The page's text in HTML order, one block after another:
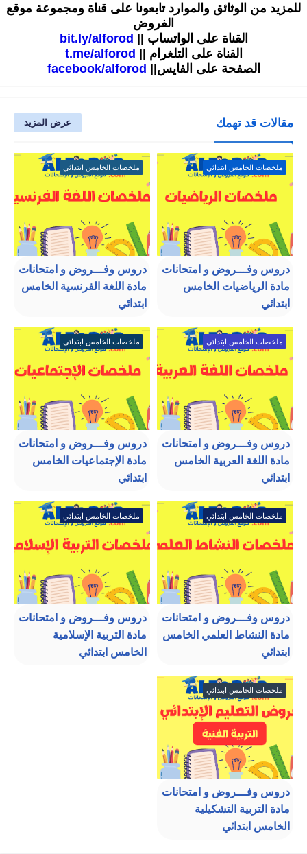
للمزيد من الوثائق والموارد تابعونا على قناة ومجموعة موقع
الفروض
القناة على الواتساب || bit.ly/alforod
القناة على التلغرام || t.me/alforod
الصفحة على الفايس|| facebook/alforod
مقالات قد تهمك عرض المزيد
ملخصات الخامس ابتدائي
دروس وفـــروض و امتحانات
مادة الرياضيات الخامس
ابتدائي
ملخصات الخامس ابتدائي
دروس وفـــروض و امتحانات
مادة اللغة الفرنسية الخامس
ابتدائي
ملخصات الخامس ابتدائي
دروس وفـــروض و امتحانات
مادة اللغة العربية الخامس
ابتدائي
ملخصات الخامس ابتدائي
دروس وفـــروض و امتحانات
مادة الإجتماعيات الخامس
ابتدائي
ملخصات الخامس ابتدائي
دروس وفـــروض و امتحانات
مادة النشاط العلمي الخامس
ابتدائي
ملخصات الخامس ابتدائي
دروس وفـــروض و امتحانات
مادة التربية الإسلامية
الخامس ابتدائي
ملخصات الخامس ابتدائي
دروس وفـــروض و امتحانات
مادة التربية التشكيلية
الخامس ابتدائي